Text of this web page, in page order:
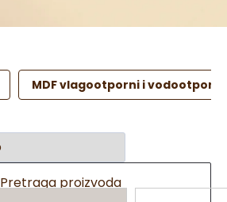
MDF vlagootporni i vodootporni
Pretraga proizvoda